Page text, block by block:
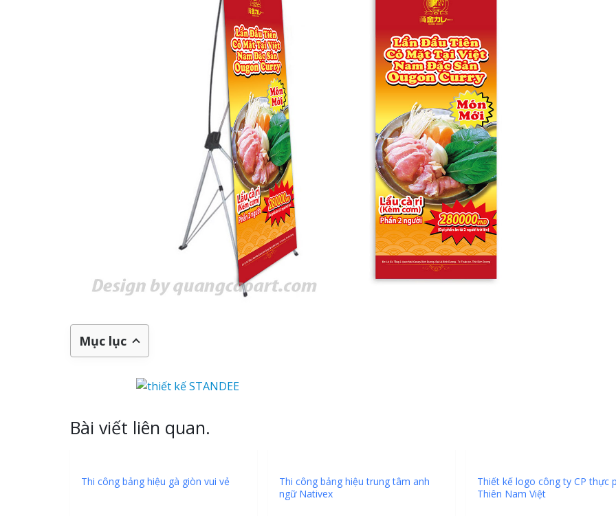
Mục lục
Bài viết liên quan.
Thi công bảng hiệu gà giòn vui vẻ
Thi công bảng hiệu trung tâm anh
ngữ Nativex
Thiết kế logo công ty CP thực
Thiên Nam Việt